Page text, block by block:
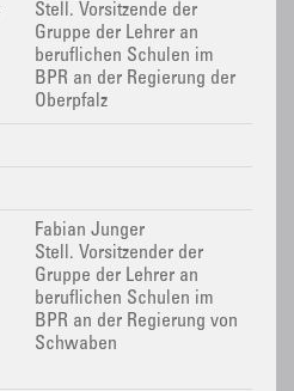
Stell. Vorsitzende der
Gruppe der Lehrer an
beruflichen Schulen im
BPR an der Regierung der
Oberpfalz
Fabian Junger
Stell. Vorsitzender der
Gruppe der Lehrer an
beruflichen Schulen im
BPR an der Regierung von
Schwaben